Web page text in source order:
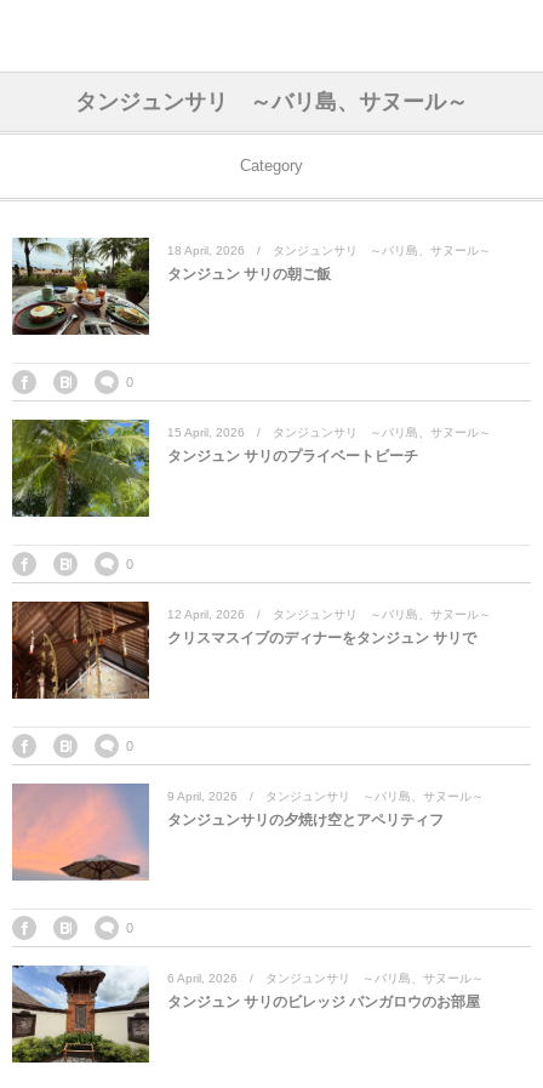
タンジュンサリ ～バリ島、サヌール～
Category
18 April 2026 タンジュンサリ ～バリ島、サヌール～
タンジュン サリの朝ご飯
0
15 April 2026 タンジュンサリ ～バリ島、サヌール～
タンジュン サリのプライベートビーチ
0
12 April 2026 タンジュンサリ ～バリ島、サヌール～
クリスマスイブのディナーをタンジュン サリで
0
9 April 2026 タンジュンサリ ～バリ島、サヌール～
タンジュンサリの夕焼け空とアペリティフ
0
6 April 2026 タンジュンサリ ～バリ島、サヌール～
タンジュン サリのビレッジ バンガロウのお部屋
アジアのホテル シンガポール
中国のホテル
カンボジアの
インドネシア
ミャンマーの
タイのホテル
ヨーロッパのホテル
フランスのホ
ギリシャのホ
ベルギーのホ
ドイツのホテ
オランダのホ
ヨーロッパ他
中東のホテル
オマーンのホ
アラブ首長国
カタールのホ
アメリカのホテル
アメリカ合衆
アフリカのホテル
モロッコのホ
エジプトのホ
ナミビアのホ
オセアニアのホテル
中央ヨーロッパ オーストリア
ブルガリア
チェコ
モンテネグロ
西ヨーロッパ
ベルギー
フランス
イギリス
スイス
リヒテンシュ
東ヨーロッパ
ロシア
ポーランド
南ヨーロッパ
ギリシャ
イタリア
スペイン
サンマリノ
北ヨーロッパ
デンマーク
中国 香港&マカオ
北京
福建省＆海南
ハルビン＆瀋
西安
カンボジア
インド
インドネシア
韓国
日本
東京、神奈川
京都、奈良
山梨
ラオス
マレーシア
モルディブ
ミャンマー
シンガポール
フィリピン
ヴェトナム
タイ
モロッコ
エジプト
ナミビア
アメリカ合衆国
カタール
サウジアラビア
トルコ
オマーン
アラブ首長国連邦
ドバイ
アブダビ
エーゲ航空
エールフランス＆イベリア航空
全日空・日本航空
エミレーツ航空
エチオピア航空
ユーロスター・タリス
ルフトハンザ航空・ブリュッセル航空
カタール航空
シンガポール航空